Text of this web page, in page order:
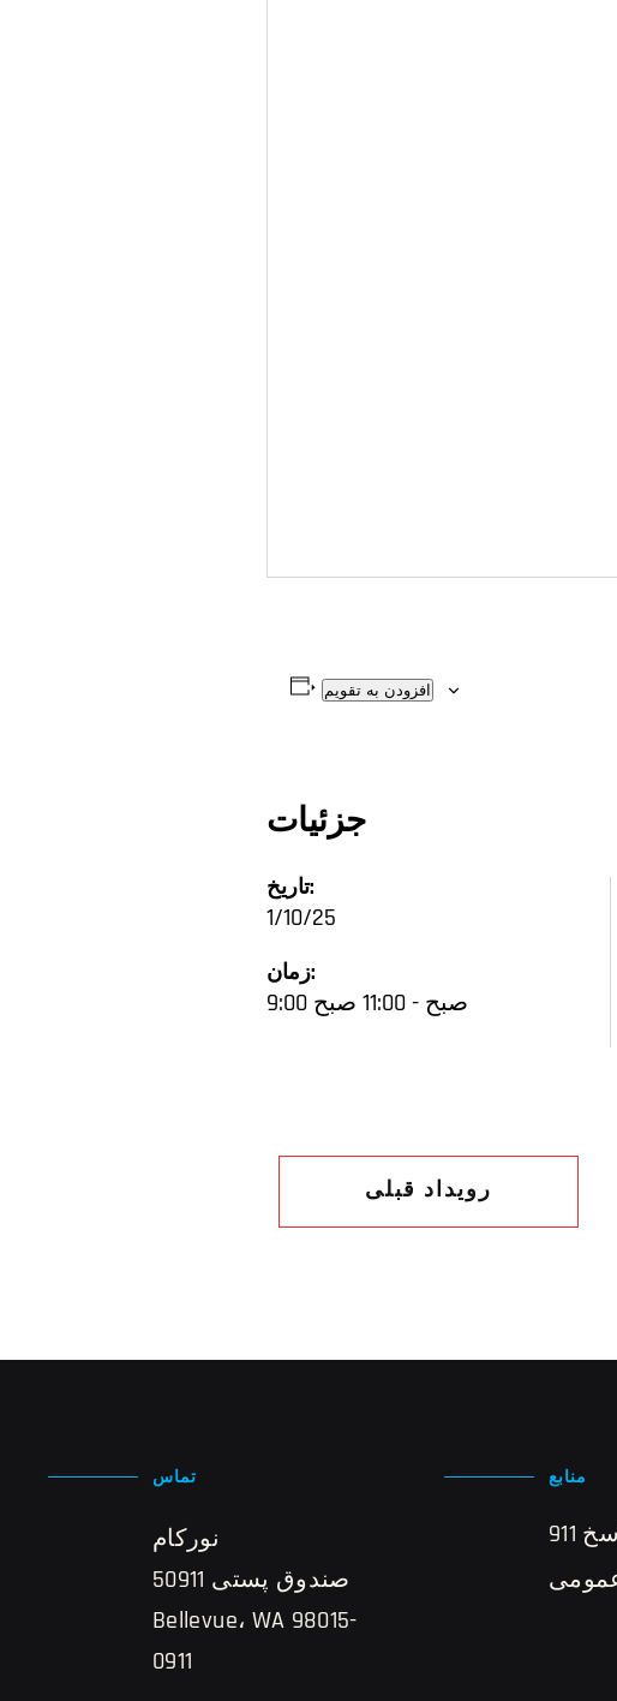
افزودن به تقویم
جزئیات
تاریخ:
1/10/25
زمان:
9:00 صبح - 11:00 صبح
رویداد قبلی
تماس
نورکام
صندوق پستی 50911
Bellevue، WA 98015-
0911
منابع